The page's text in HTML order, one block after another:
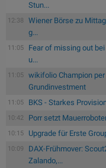
Stun...
12:38
Wiener Börse zu
g...
11:05
Fear of missing out
u...
11:05
wikifolio Champion
Grundinvestment
11:05 BKS - Starkes
10:42 Porr setzt
10:15 Upgrade für Erste
10:09
DAX-Frühmover:
Zalando,...